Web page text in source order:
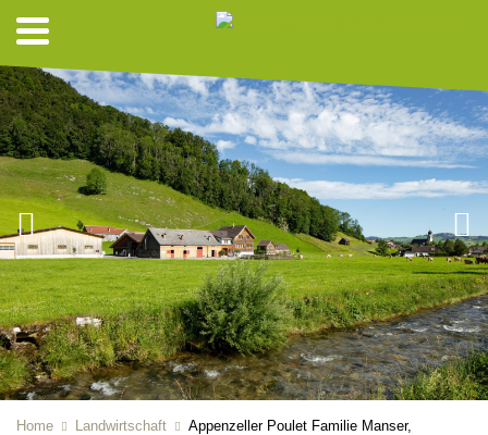
Home Landwirtschaft
Appenzeller Poulet Familie Manser,